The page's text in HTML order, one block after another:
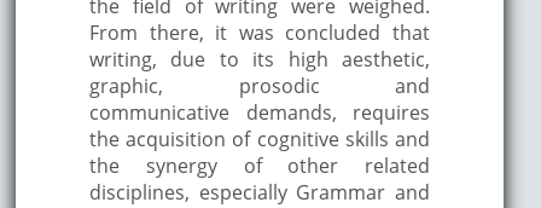
the field of writing were weighed.
From there, it was concluded that
writing, due to its high aesthetic,
graphic, prosodic and
communicative demands, requires
the acquisition of cognitive skills and
the synergy of other related
disciplines, especially Grammar and